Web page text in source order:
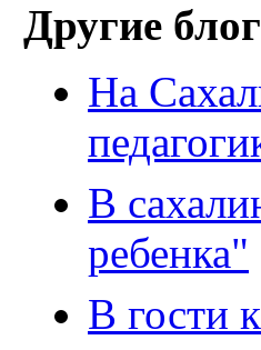
Другие
На
В
ребенка"
В гости